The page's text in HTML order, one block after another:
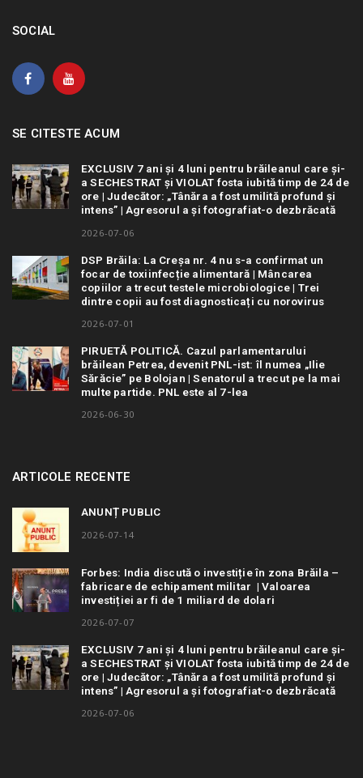
SOCIAL
SE CITESTE ACUM
EXCLUSIV 7 ani și 4 luni pentru brăileanul care și-
a SECHESTRAT și VIOLAT fosta iubită timp de 24 de
ore | Judecător: „Tânăra a fost umilită profund și
intens” | Agresorul a și fotografiat-o dezbrăcată
2026-07-06
DSP Brăila: La Creșa nr. 4 nu s-a confirmat un
focar de toxiinfecție alimentară | Mâncarea
copiilor a trecut testele microbiologice | Trei
dintre copii au fost diagnosticați cu norovirus
2026-07-01
PIRUETĂ POLITICĂ. Cazul parlamentarului
brăilean Petrea, devenit PNL-ist: îl numea „Ilie
Sărăcie” pe Bolojan | Senatorul a trecut pe la mai
multe partide. PNL este al 7-lea
2026-06-30
ARTICOLE RECENTE
ANUNȚ PUBLIC
2026-07-14
Forbes: India discută o investiție în zona Brăila –
fabricare de echipament militar | Valoarea
investiției ar fi de 1 miliard de dolari
2026-07-07
EXCLUSIV 7 ani și 4 luni pentru brăileanul care și-
a SECHESTRAT și VIOLAT fosta iubită timp de 24 de
ore | Judecător: „Tânăra a fost umilită profund și
intens” | Agresorul a și fotografiat-o dezbrăcată
2026-07-06